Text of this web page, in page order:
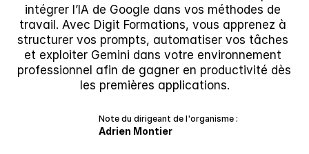
intégrer l’IA de Google dans vos méthodes de
travail. Avec Digit Formations, vous apprenez à
structurer vos prompts, automatiser vos tâches
et exploiter Gemini dans votre environnement
professionnel afin de gagner en productivité dès
les premières applications.
Note du dirigeant de l'organisme :
Adrien Montier